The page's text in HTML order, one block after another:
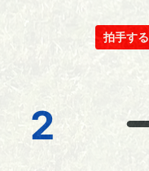
拍手する
2